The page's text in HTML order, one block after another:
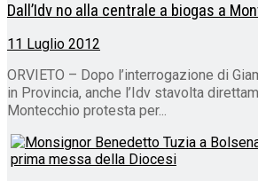
Dall’Idv no alla centrale a biogas a
11 Luglio 2012
ORVIETO – Dopo l’interrogazione di
in Provincia, anche l’Idv stavolta
Montecchio protesta per...